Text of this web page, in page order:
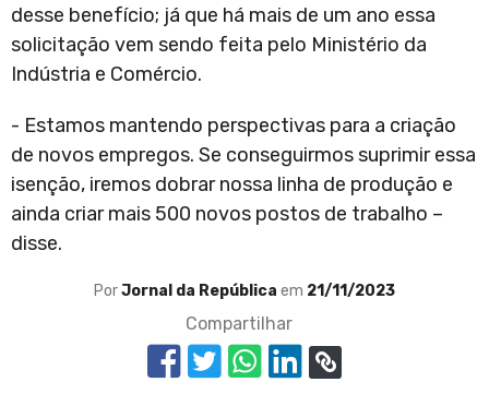
desse benefício; já que há mais de um ano essa
solicitação vem sendo feita pelo Ministério da
Indústria e Comércio.
- Estamos mantendo perspectivas para a criação
de novos empregos. Se conseguirmos suprimir essa
isenção, iremos dobrar nossa linha de produção e
ainda criar mais 500 novos postos de trabalho –
disse.
PorJornal da República em 21/11/2023
Compartilhar